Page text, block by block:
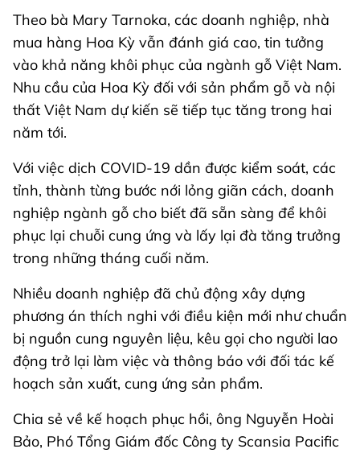
Theo bà Mary Tarnoka, các doanh nghiệp, nhà
mua hàng Hoa Kỳ vẫn đánh giá cao, tin tưởng
vào khả năng khôi phục của ngành gỗ Việt Nam.
Nhu cầu của Hoa Kỳ đối với sản phẩm gỗ và nội
thất Việt Nam dự kiến sẽ tiếp tục tăng trong hai
năm tới.
Với việc dịch COVID-19 dần được kiểm soát, các
tỉnh, thành từng bước nới lỏng giãn cách, doanh
nghiệp ngành gỗ cho biết đã sẵn sàng để khôi
phục lại chuỗi cung ứng và lấy lại đà tăng trưởng
trong những tháng cuối năm.
Nhiều doanh nghiệp đã chủ động xây dựng
phương án thích nghi với điều kiện mới như chuẩn
bị nguồn cung nguyên liệu, kêu gọi cho người lao
động trở lại làm việc và thông báo với đối tác kế
hoạch sản xuất, cung ứng sản phẩm.
Chia sẻ về kế hoạch phục hồi, ông Nguyễn Hoài
Bảo, Phó Tổng Giám đốc Công ty Scansia Pacific